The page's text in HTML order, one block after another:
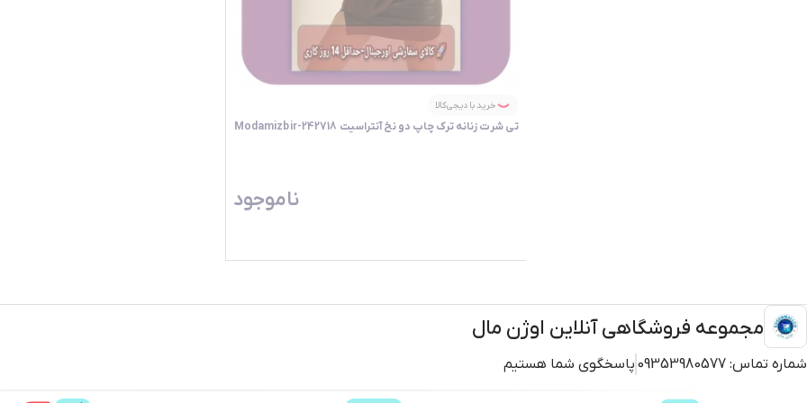
خرید با دیجی‌کالا
تی شرت زنانه ترک چاپ دو نخ آنتراسیت 242718-Modamizbir
ناموجود
مجموعه فروشگاهی آنلاین اوژن مال
شماره تماس: 09353980577 پاسخگوی شما هستیم